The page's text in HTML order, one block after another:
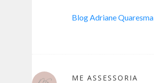
Blog Adriane Quaresma
ME ASSESSORIA